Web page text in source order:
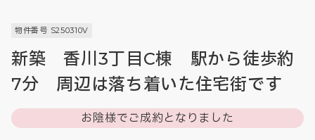
物件番号 S250310V
新築 香川3丁目C棟 駅から徒歩約
7分 周辺は落ち着いた住宅街です
お陰様でご成約となりました